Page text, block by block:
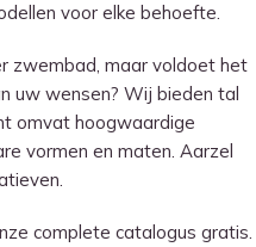
voor elke behoefte.
zwembad, maar voldoet het
uw wensen? Wij bieden tal
omvat hoogwaardige
vormen en maten. Aarzel
complete catalogus gratis.